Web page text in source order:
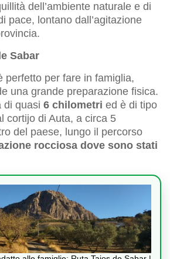
dell’ambiente naturale e di
pace, lontano dall’agitazione
Sabar
perfetto per fare in famiglia,
una grande preparazione fisica.
di quasi 6 chilometri ed è di tipo
cortijo di Auta, a circa 5
del paese, lungo il percorso
rocciosa dove sono stati